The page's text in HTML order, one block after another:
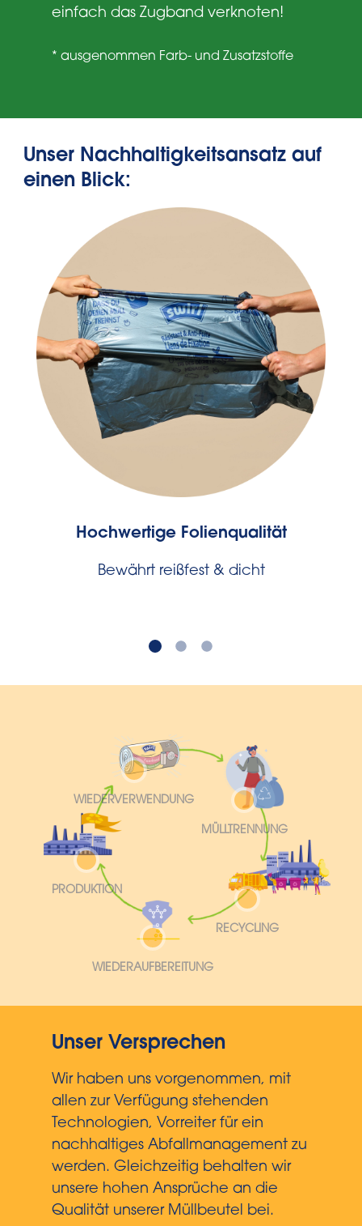
einfach das Zugband verknoten!
* ausgenommen Farb- und Zusatzstoffe
Unser Nachhaltigkeitsansatz auf
einen Blick:
Hochwertige Folienqualität
Bewährt reißfest & dicht
Unser Versprechen
Wir haben uns vorgenommen, mit
allen zur Verfügung stehenden
Technologien, Vorreiter für ein
nachhaltiges Abfallmanagement zu
werden. Gleichzeitig behalten wir
unsere hohen Ansprüche an die
Qualität unserer Müllbeutel bei.